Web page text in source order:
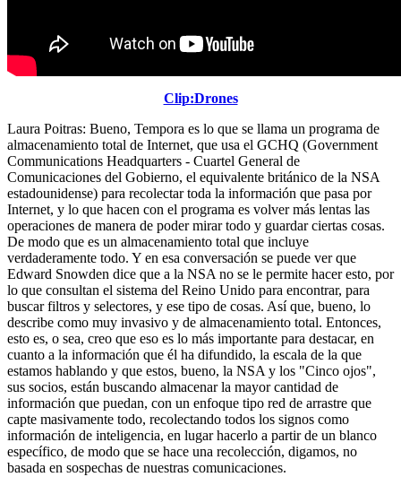
Clip:Drones
Laura Poitras: Bueno, Tempora es lo que se llama un programa de
almacenamiento total de Internet, que usa el GCHQ (Government
Communications Headquarters - Cuartel General de
Comunicaciones del Gobierno, el equivalente británico de la NSA
estadounidense) para recolectar toda la información que pasa por
Internet, y lo que hacen con el programa es volver más lentas las
operaciones de manera de poder mirar todo y guardar ciertas cosas.
De modo que es un almacenamiento total que incluye
verdaderamente todo. Y en esa conversación se puede ver que
Edward Snowden dice que a la NSA no se le permite hacer esto, por
lo que consultan el sistema del Reino Unido para encontrar, para
buscar filtros y selectores, y ese tipo de cosas. Así que, bueno, lo
describe como muy invasivo y de almacenamiento total. Entonces,
esto es, o sea, creo que eso es lo más importante para destacar, en
cuanto a la información que él ha difundido, la escala de la que
estamos hablando y que estos, bueno, la NSA y los "Cinco ojos",
sus socios, están buscando almacenar la mayor cantidad de
información que puedan, con un enfoque tipo red de arrastre que
capte masivamente todo, recolectando todos los signos como
información de inteligencia, en lugar hacerlo a partir de un blanco
específico, de modo que se hace una recolección, digamos, no
basada en sospechas de nuestras comunicaciones.